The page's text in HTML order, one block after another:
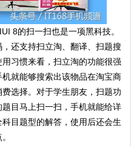
8的扫一扫也是一项黑科技。
还支持扫立淘、翻译、扫题搜
习惯来看，扫立淘的功能很强
就能够搜索出该物品在淘宝商
选择。对于学生朋友，扫题功
目马上扫一扫，手机就能给详
目题型的解答，使用后还会生